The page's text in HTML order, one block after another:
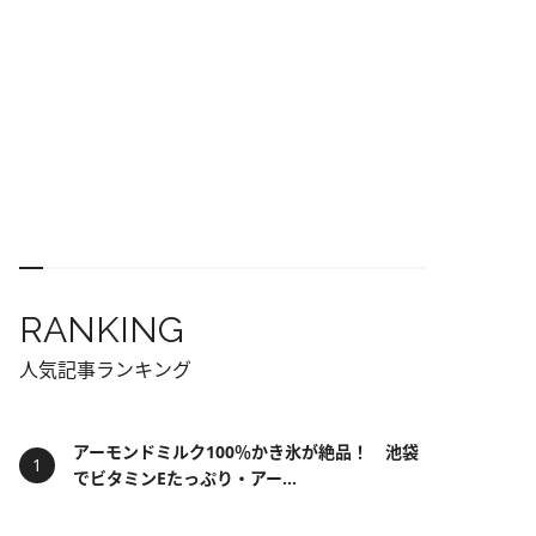
RANKING
人気記事ランキング
アーモンドミルク100％かき氷が絶品！ 池袋
でビタミンEたっぷり・アー...